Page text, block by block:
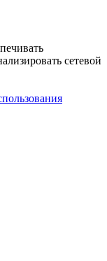
сетевой